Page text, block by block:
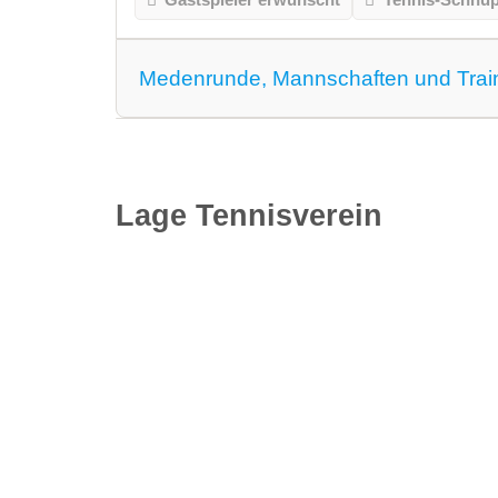
Medenrunde, Mannschaften und
Lage Tennisverein